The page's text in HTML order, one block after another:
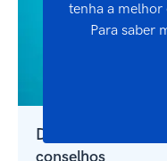
Demissões no
conselhos
tenha a melhor
Para saber